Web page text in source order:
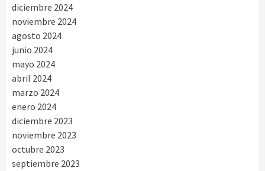
diciembre 2024
noviembre 2024
agosto 2024
junio 2024
mayo 2024
abril 2024
marzo 2024
enero 2024
diciembre 2023
noviembre 2023
octubre 2023
septiembre 2023